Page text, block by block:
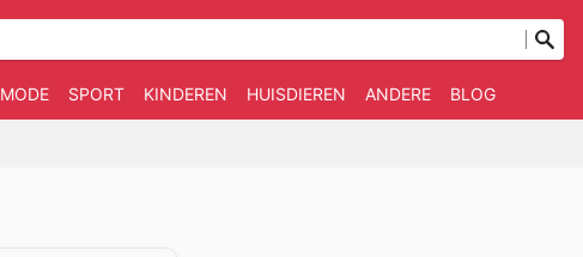
MODE SPORT KINDEREN HUISDIEREN ANDERE BLOG